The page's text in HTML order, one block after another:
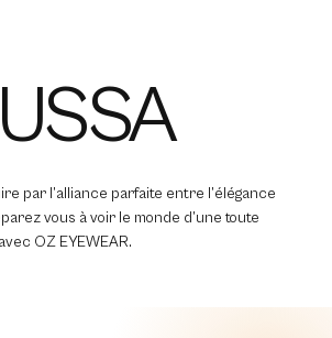
par l’alliance parfaite entre l’élégance
vous à voir le monde d’une toute
OZ EYEWEAR.